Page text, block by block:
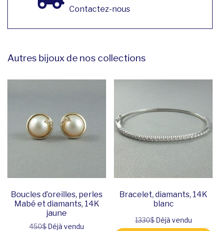
Contactez-nous
Autres bijoux de nos collections
Boucles d’oreilles, perles
Mabé et diamants, 14K
jaune
450$Déjà vendu
Bracelet, diamants, 14K
blanc
1330$Déjà vendu